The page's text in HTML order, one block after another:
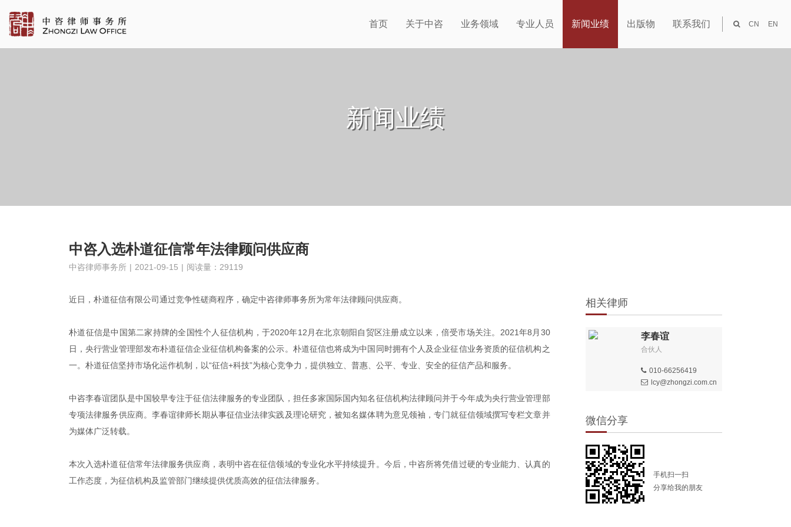
首页 关于中咨 业务领域 专业人员 新闻业绩 出版物 联系我们 CN EN
新闻业绩
中咨入选朴道征信常年法律顾问供应商
中咨律师事务所 | 2021-09-15 | 阅读量：29119
近日，朴道征信有限公司通过竞争性磋商程序，确定中咨律师事务所为常年法律顾问供应商。
朴道征信是中国第二家持牌的全国性个人征信机构，于2020年12月在北京朝阳自贸区注册成立以来，倍受市场关注。2021年8月30
日，央行营业管理部发布朴道征信企业征信机构备案的公示。朴道征信也将成为中国同时拥有个人及企业征信业务资质的征信机构之
一。朴道征信坚持市场化运作机制，以“征信+科技”为核心竞争力，提供独立、普惠、公平、专业、安全的征信产品和服务。
中咨李春谊团队是中国较早专注于征信法律服务的专业团队，担任多家国际国内知名征信机构法律顾问并于今年成为央行营业管理部
专项法律服务供应商。李春谊律师长期从事征信业法律实践及理论研究，被知名媒体聘为意见领袖，专门就征信领域撰写专栏文章并
为媒体广泛转载。
本次入选朴道征信常年法律服务供应商，表明中咨在征信领域的专业化水平持续提升。今后，中咨所将凭借过硬的专业能力、认真的
工作态度，为征信机构及监管部门继续提供优质高效的征信法律服务。
相关律师
李春谊
合伙人
010-66256419
lcy@zhongzi.com.cn
微信分享
手机扫一扫
分享给我的朋友